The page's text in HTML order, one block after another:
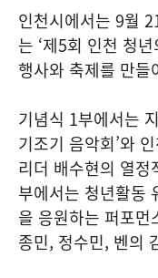
인천시에서는 9월
는 ‘제5회 인천 청
행사와 축제를 만들
기념식 1부에서는
기조기 음악회’와
리더 배수현의 열
부에서는 청년활동
을 응원하는 퍼포
종민, 정수민, 벤의